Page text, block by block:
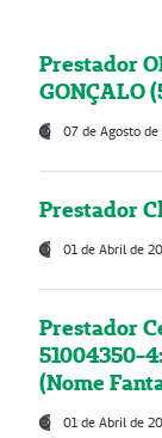
Prestador
GONÇALO
07 de Agosto
Prestador
01 de Abril de
Prestador
51004350-
(Nome
01 de Abril de